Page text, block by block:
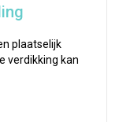
plaatselijk
verdikking kan